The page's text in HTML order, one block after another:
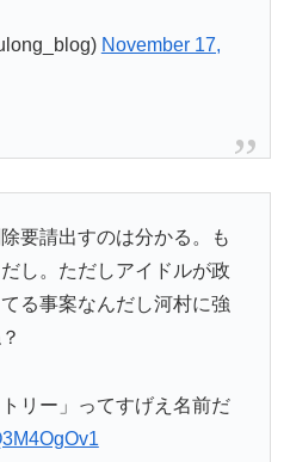
November 17,
要請出すのは分かる。も
し。ただしアイドルが政
る事案なんだし河村に強
リー」ってすげえ名前だ